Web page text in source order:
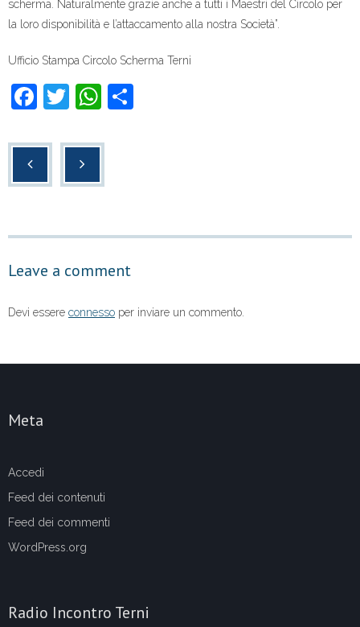
scherma. Naturalmente grazie anche a tutti i Maestri del Circolo per
la loro disponibilità e l’attaccamento alla nostra Società”.
Ufficio Stampa Circolo Scherma Terni
F
c
k
T
tt
er
W
at
Leave a comment
Devi essere connesso per inviare un commento.
Meta
Accedi
Feed dei contenuti
Feed dei commenti
WordPress.org
Radio Incontro Terni